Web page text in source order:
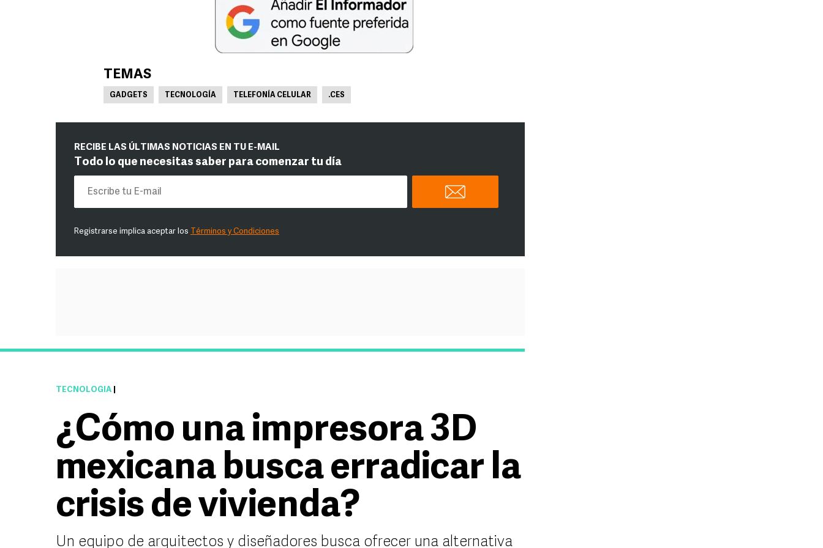
TEMAS
GADGETS TECNOLOGÍA TELEFONÍA CELULAR .CES
RECIBE LAS ÚLTIMAS NOTICIAS EN TU E-MAIL
Todo lo que necesitas saber para comenzar tu día
Registrarse implica aceptar los Términos y Condiciones
TECNOLOGÍA
¿Cómo una impresora 3D
mexicana busca erradicar la
crisis de vivienda?
Un equipo de arquitectos y diseñadores busca ofrecer una alternativa